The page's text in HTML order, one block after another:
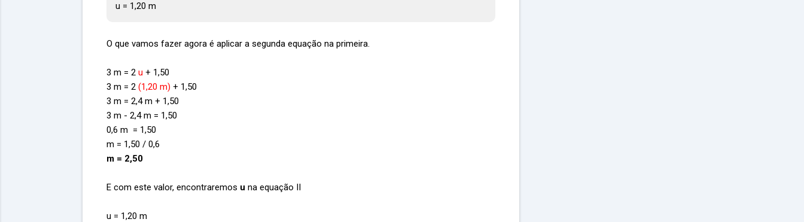
u = 1,20 m
O que vamos fazer agora é aplicar a segunda equação na primeira.
3 m = 2 u + 1,50
3 m = 2 (1,20 m) + 1,50
3 m = 2,4 m + 1,50
3 m - 2,4 m = 1,50
0,6 m = 1,50
m = 1,50 / 0,6
m = 2,50
E com este valor, encontraremos u na equação II
u = 1,20 m